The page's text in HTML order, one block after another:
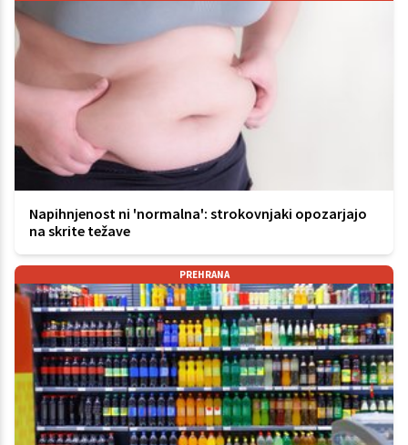
Napihnjenost ni 'normalna': strokovnjaki opozarjajo
na skrite težave
PREHRANA